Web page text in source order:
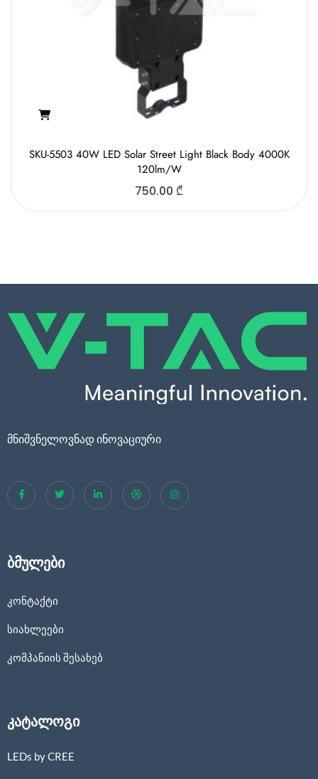
SKU-5503 40W LED Solar Street Light Black Body 4000K
120lm/W
750.00 ₾
მნიშვნელოვნად ინოვაციური
ბმულები
კონტაქტი
სიახლეები
კომპანიის შესახებ
კატალოგი
LEDs by CREE